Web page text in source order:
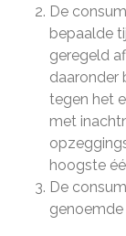
De
bepaalde
geregeld
daaronder
tegen het
met
hoogste
De